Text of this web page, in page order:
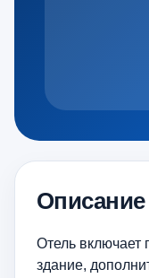
Описание
Отель включает
здание,